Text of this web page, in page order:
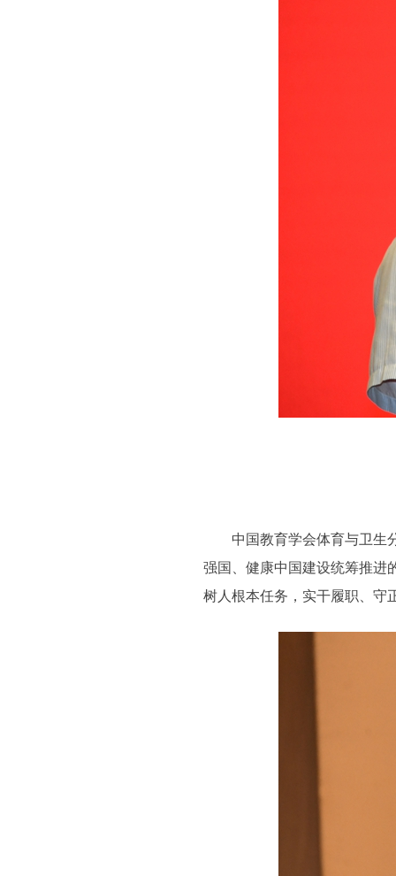
中国教育学会体育与卫生分
强国、健康中国建设统筹推进
树人根本任务，实干履职、守